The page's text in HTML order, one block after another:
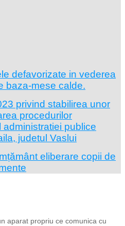
defavorizate in vederea
baza-mese calde.
privind stabilirea unor
procedurilor
publice
judetul Vaslui
eliberare copii de
aparat propriu ce comunica cu